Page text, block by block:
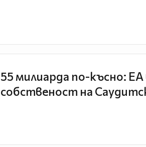
55 милиарда по-късно:
собственост на